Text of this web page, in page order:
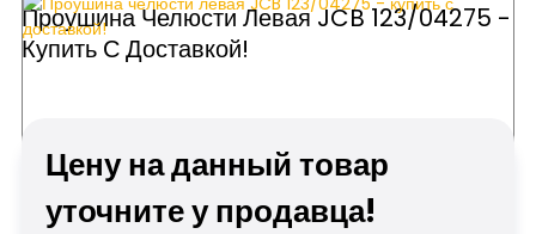
Проушина Челюсти Левая JCB 123/04275 -
Купить С Доставкой!
Цену на данный товар
уточните у продавца!